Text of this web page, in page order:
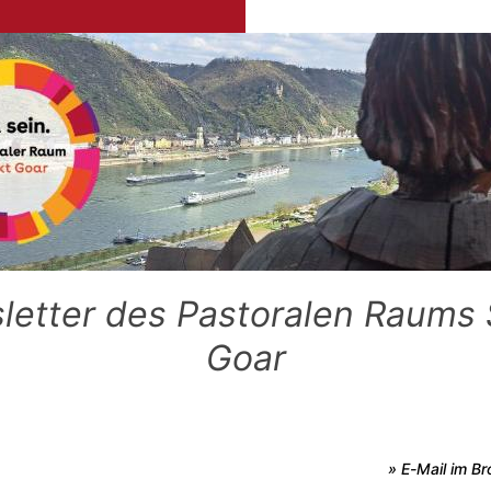
des Pastoralen Raums
Goar
» E-Mail im